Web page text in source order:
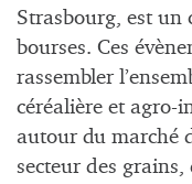
Strasbourg, est un
bourses. Ces
rassembler
céréalière et agro-
autour du marché
secteur des grains,